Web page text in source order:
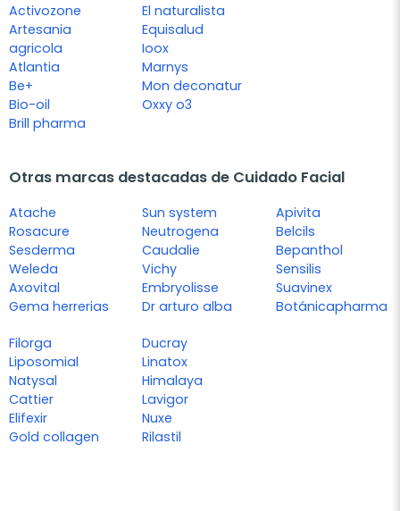
Activozone
Artesania
agricola
Atlantia
Be+
Bio-oil
Brill pharma
El naturalista
Equisalud
Ioox
Marnys
Mon deconatur
Oxxy o3
Otras marcas destacadas de Cuidado Facial
Atache
Rosacure
Sesderma
Weleda
Axovital
Gema herrerias
Sun system
Neutrogena
Caudalie
Vichy
Embryolisse
Dr arturo alba
Apivita
Belcils
Bepanthol
Sensilis
Suavinex
Botánicapharma
Filorga
Liposomial
Natysal
Cattier
Elifexir
Gold collagen
Ducray
Linatox
Himalaya
Lavigor
Nuxe
Rilastil